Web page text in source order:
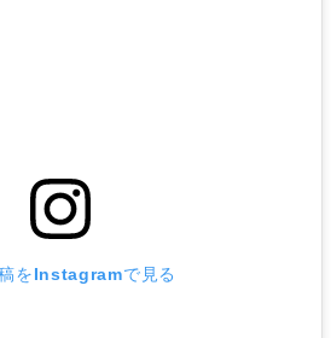
をInstagramで見る